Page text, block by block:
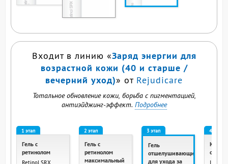
Входит в линию «Заряд энергии для
возрастной кожи (40 и старше /
вечерний уход)» от Rejudicare
Тотальное обновление кожи, борьба с пигментацией,
антиэйджинг-эффект. Подробнее
1 этап
Гель с
ретинолом
Retinol SRX
2 этап
Гель с
ретинолом
максимальный
3 этап
Гель
отшелушивающий
для ухода за
4 этап
Крем
Illumin